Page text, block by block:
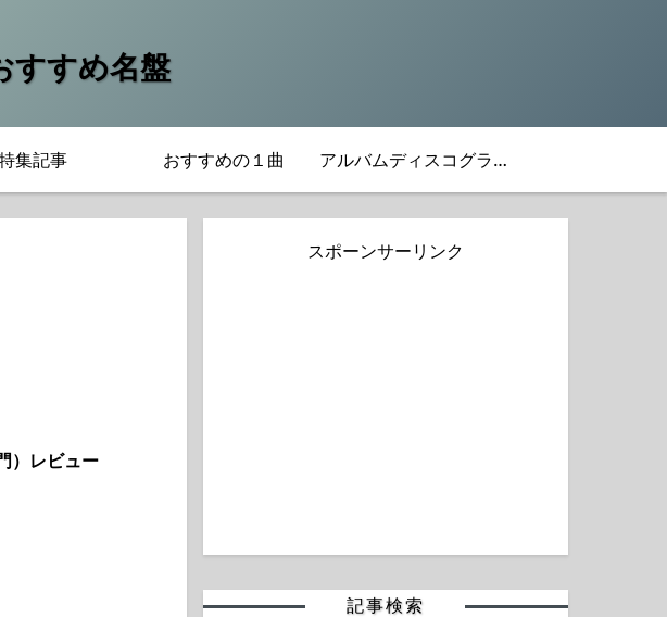
すすめ名盤
集記事 おすすめの１曲 アルバムディスコグラフィ
）レビュー
スポーンサーリンク
記事検索